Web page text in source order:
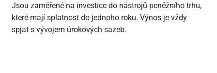
Jsou zaměřené na investice do nástrojů peněžního trhu,
které mají splatnost do jednoho roku. Výnos je vždy
spjat s vývojem úrokových sazeb.